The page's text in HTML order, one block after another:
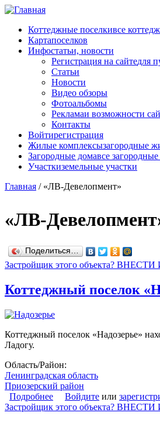
Перейти к основному содержанию
Коттеджные поселкивсе
Картапоселков
Инфостатьи, новости
Регистрация на сайтедля
Статьи
Новости
Видео обзоры
Фотоальбомы
Рекламаи возможности
Контакты
Войтирегистрация
Жилые комплексызагородные
Загородные домавсе
Участкиземельные участки
Главная /«ЛВ-Девелопмент»
«ЛВ-
Поделиться…
Застройщик этого объекта?
Коттеджный поселок
Коттеджный поселок «Надозерье»
Ладогу.
Область/Район:
Ленинградская область
Приозерский район
Подробнее о Коттеджный поселок
Войдите или
Застройщик этого объекта?